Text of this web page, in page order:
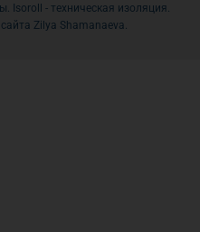
Isoroll - техническая изоляция.
Zilya Shamanaeva.